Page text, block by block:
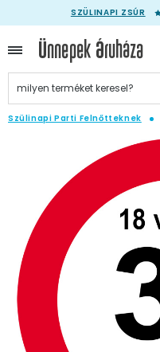
SZÜLINAPI ZSÚR
Szülinapi Parti Felnőtteknek